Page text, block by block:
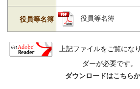
役員等名簿 役員等名簿
上記ファイルをご覧にな
ダーが必要です。
ダウンロードはこちらか